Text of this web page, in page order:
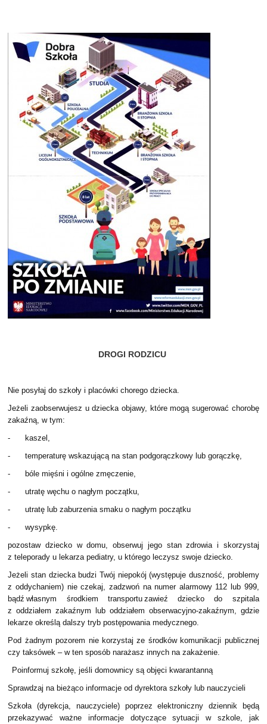
DROGI RODZICU
Nie posyłaj do szkoły i placówki chorego dziecka.
Jeżeli zaobserwujesz u dziecka objawy, które mogą sugerować chorobę
zakaźną, w tym:
- kaszel,
- temperaturę wskazującą na stan podgorączkowy lub gorączkę,
- bóle mięśni i ogólne zmęczenie,
- utratę węchu o nagłym początku,
- utratę lub zaburzenia smaku o nagłym początku
- wysypkę.
pozostaw dziecko w domu, obserwuj jego stan zdrowia i skorzystaj
z teleporady u lekarza pediatry, u którego leczysz swoje dziecko.
Jeżeli stan dziecka budzi Twój niepokój (występuje duszność, problemy
z oddychaniem) nie czekaj, zadzwoń na numer alarmowy 112 lub 999,
bądź własnym środkiem transportu zawieź dziecko do szpitala
z oddziałem zakaźnym lub oddziałem obserwacyjno-zakaźnym, gdzie
lekarze określą dalszy tryb postępowania medycznego.
Pod żadnym pozorem nie korzystaj ze środków komunikacji publicznej
czy taksówek – w ten sposób narażasz innych na zakażenie.
Poinformuj szkołę, jeśli domownicy są objęci kwarantanną
Sprawdzaj na bieżąco informacje od dyrektora szkoły lub nauczycieli
Szkoła (dyrekcja, nauczyciele) poprzez elektroniczny dziennik będą
przekazywać ważne informacje dotyczące sytuacji w szkole, jak